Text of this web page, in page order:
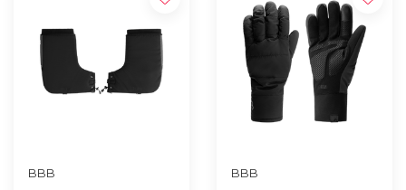
BBB BBB